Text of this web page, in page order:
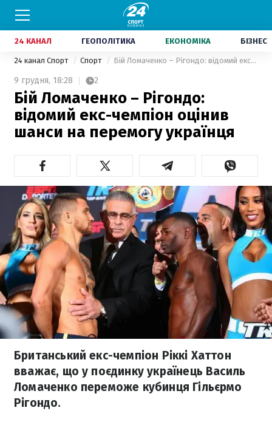
24 КАНАЛ ГЕОПОЛІТИКА ЕКОНОМІКА БІЗНЕС
24 канал Спорт Спорт Бій Ломаченко – Рігондо: відомий екс-чемпіон оцінив шанси на перемогу українця
9 грудня, 18:28 2
Бій Ломаченко – Рігондо:
відомий екс-чемпіон оцінив
шанси на перемогу українця
Британський екс-чемпіон Ріккі Хаттон
вважає, що у поєдинку українець Василь
Ломаченко переможе кубинця Гільєрмо
Рігондо.